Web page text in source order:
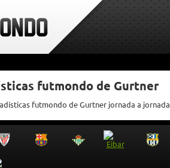
futmondo de Gurtner
futmondo de Gurtner jornada a jornada